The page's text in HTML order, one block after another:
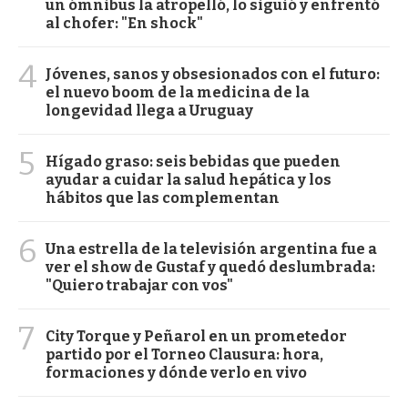
un ómnibus la atropelló, lo siguió y enfrentó
al chofer: "En shock"
4 Jóvenes, sanos y obsesionados con el futuro:
el nuevo boom de la medicina de la
longevidad llega a Uruguay
5
Hígado graso: seis bebidas que pueden
ayudar a cuidar la salud hepática y los
hábitos que las complementan
6 Una estrella de la televisión argentina fue a
ver el show de Gustaf y quedó deslumbrada:
"Quiero trabajar con vos"
7
City Torque y Peñarol en un prometedor
partido por el Torneo Clausura: hora,
formaciones y dónde verlo en vivo